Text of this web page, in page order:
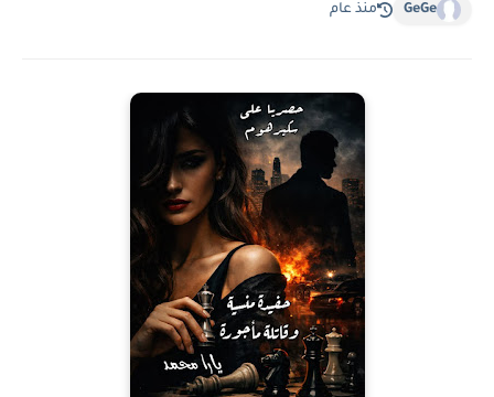
GeGe منذ عام